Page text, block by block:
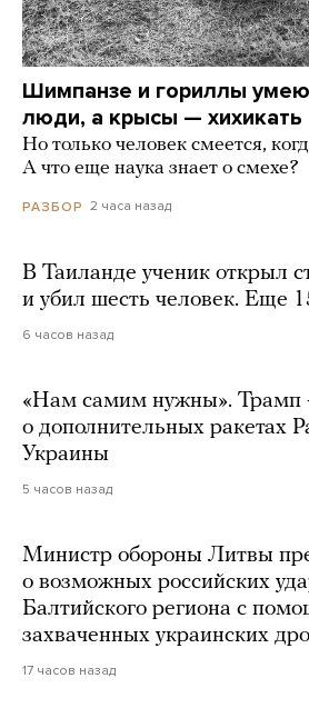
Шимпанзе и гориллы
люди, а крысы — хихикать
Но только человек смеется,
А что еще наука знает о смехе?
РАЗБОР 2 часа назад
В Таиланде ученик открыл
и убил шесть человек. Еще
6 часов назад
«Нам самим нужны».
о дополнительных ракетах
Украины
5 часов назад
Министр обороны Литвы
о возможных российских
Балтийского региона с
захваченных украинских
17 часов назад